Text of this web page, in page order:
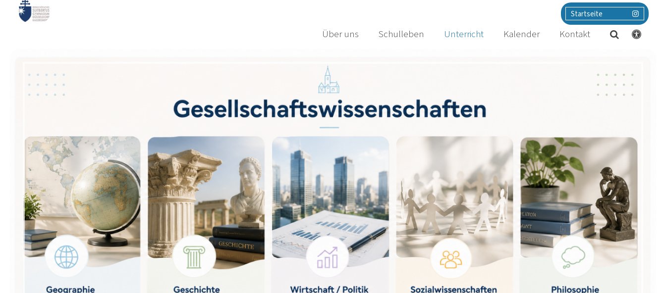
Startseite
Über uns Schulleben Unterricht Kalender Kontakt